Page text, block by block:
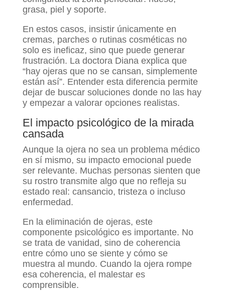
grasa, piel y soporte.
En estos casos, insistir únicamente en
cremas, parches o rutinas cosméticas no
solo es ineficaz, sino que puede generar
frustración. La doctora Diana explica que
“hay ojeras que no se cansan, simplemente
están así”. Entender esta diferencia permite
dejar de buscar soluciones donde no las hay
y empezar a valorar opciones realistas.
El impacto psicológico de la mirada
cansada
Aunque la ojera no sea un problema médico
en sí mismo, su impacto emocional puede
ser relevante. Muchas personas sienten que
su rostro transmite algo que no refleja su
estado real: cansancio, tristeza o incluso
enfermedad.
En la eliminación de ojeras, este
componente psicológico es importante. No
se trata de vanidad, sino de coherencia
entre cómo uno se siente y cómo se
muestra al mundo. Cuando la ojera rompe
esa coherencia, el malestar es
comprensible.